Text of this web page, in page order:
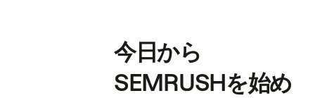
今日から
SEMRUSHを始め